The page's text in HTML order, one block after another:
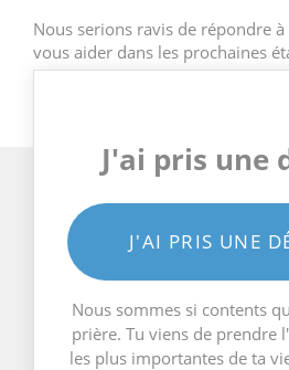
Nous serions ravis de répondre
vous aider dans les prochaines
J'ai pris une
J'AI PRIS UNE
Nous sommes si contents
prière. Tu viens de prendre
les plus importantes de ta